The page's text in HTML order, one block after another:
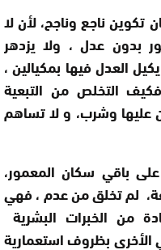
ناجع وناجح، لأن لا
بدون عدل ، ولا يزدهر
العدل فيها بمكيالين ،
التخلص من التبعية
عليها وشرب، و لا تساهم
باقي سكان المعمور،
لم تخلق من عدم ، فهي
من الخبرات البشرية
الأخرى بظروف استعمارية